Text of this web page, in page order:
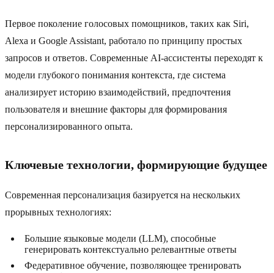
Первое поколение голосовых помощников, таких как Siri,
Alexa и Google Assistant, работало по принципу простых
запросов и ответов. Современные AI-ассистенты переходят к
модели глубокого понимания контекста, где система
анализирует историю взаимодействий, предпочтения
пользователя и внешние факторы для формирования
персонализированного опыта.
Ключевые технологии, формирующие будущее
Современная персонализация базируется на нескольких
прорывных технологиях:
Большие языковые модели (LLM), способные
генерировать контекстуально релевантные ответы
Федеративное обучение, позволяющее тренировать